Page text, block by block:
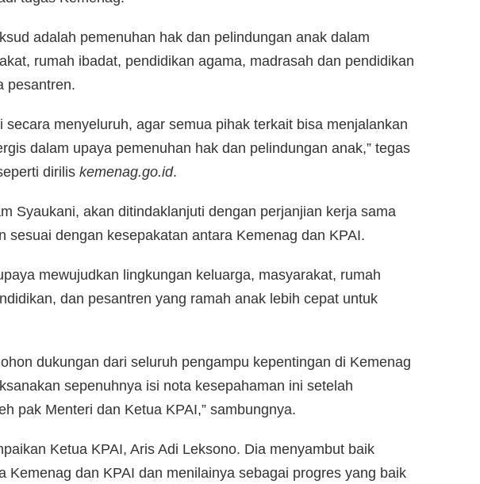
adalah pemenuhan hak dan pelindungan anak dalam
rumah ibadat, pendidikan agama, madrasah dan pendidikan
pesantren.
secara menyeluruh, agar semua pihak terkait bisa menjalankan
dalam upaya pemenuhan hak dan pelindungan anak,” tegas
dirilis kemenag.go.id.
Syaukani, akan ditindaklanjuti dengan perjanjian kerja sama
sesuai dengan kesepakatan antara Kemenag dan KPAI.
mewujudkan lingkungan keluarga, masyarakat, rumah
dan pesantren yang ramah anak lebih cepat untuk
dukungan dari seluruh pengampu kepentingan di Kemenag
sepenuhnya isi nota kesepahaman ini setelah
pak Menteri dan Ketua KPAI,” sambungnya.
Ketua KPAI, Aris Adi Leksono. Dia menyambut baik
Kemenag dan KPAI dan menilainya sebagai progres yang baik